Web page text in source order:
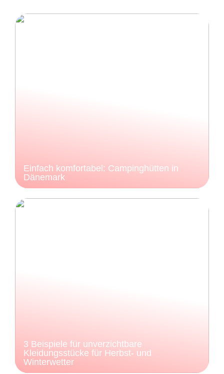
Einfach komfortabel: Campinghütten in
Dänemark
3 Beispiele für unverzichtbare
Kleidungsstücke für Herbst- und
Winterwetter